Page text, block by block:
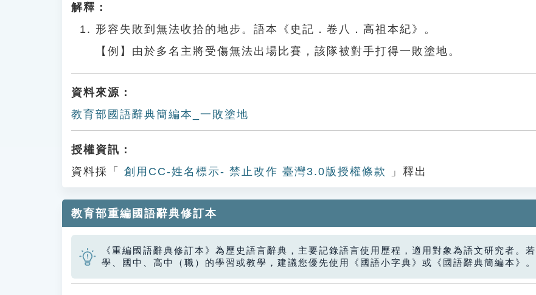
解釋：
形容失敗到無法收拾的地步。語本《史記．卷八．高祖本紀》。
【例】由於多名主將受傷無法出場比賽，該隊被對手打得一敗塗地。
資料來源：
教育部國語辭典簡編本_一敗塗地
授權資訊：
資料採「
創用CC-姓名標示- 禁止改作 臺灣3.0版授權條款 」釋出
教育部重編國語辭典修訂本
《重編國語辭典修訂本》為歷史語言辭典，主要記錄語言使用歷程，適用對象為語文研究者。
學、國中、高中（職）的學習或教學，建議您優先使用《國語小字典》或《國語辭典簡編本》。